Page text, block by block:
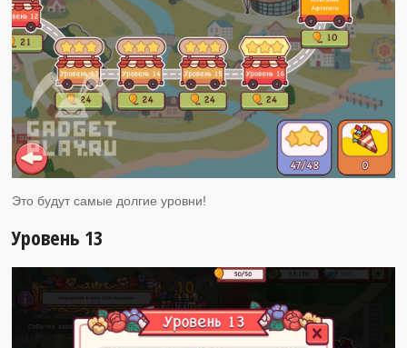
Это будут самые долгие уровни!
Уровень 13